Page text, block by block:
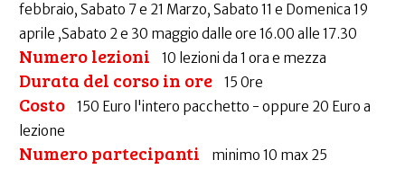
febbraio, Sabato 7 e 21 Marzo, Sabato 11 e Domenica 19
aprile ,Sabato 2 e 30 maggio dalle ore 16.00 alle 17.30
Numero lezioni 10 lezioni da 1 ora e mezza
Durata del corso in ore 15 0re
Costo
150 Euro l'intero pacchetto - oppure 20 Euro a
lezione
Numero partecipanti minimo 10 max 25